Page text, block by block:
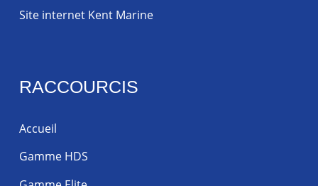
Site internet Kent Marine
RACCOURCIS
Accueil
Gamme HDS